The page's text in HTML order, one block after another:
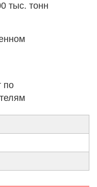
тыс. тонн
по